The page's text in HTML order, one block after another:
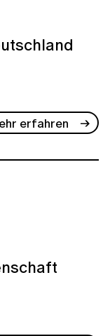
erfahren